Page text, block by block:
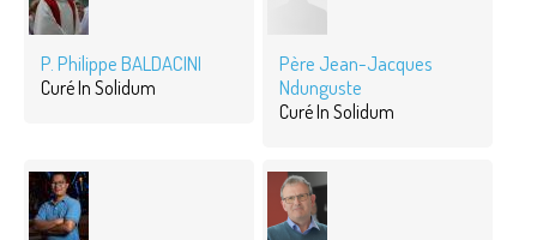
P. Philippe BALDACINI
Curé In Solidum
Père Jean-Jacques
Ndunguste
Curé In Solidum